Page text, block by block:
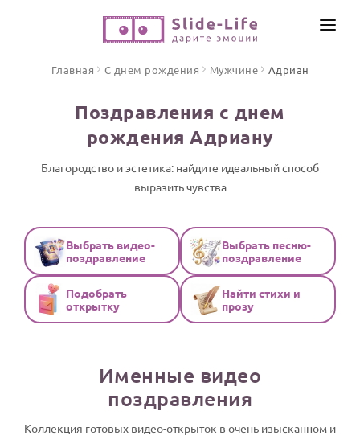
ПО ФОРМАТУ
Видео поздравления
Песни поздравления
Стихи и тексты
ПРАЗДНИКИ
С Днем рождения
Годовщина свадьбы
Календарь праздников
ИНСТРУМЕНТЫ
ОТЗЫВЫ
Главная С днем рождения Мужчине Адриан
Поздравления с днем
рождения Адриану
Благородство и эстетика: найдите идеальный способ
выразить чувства
Выбрать видео-
поздравление
Выбрать песню-
поздравление
Подобрать
открытку
Найти стихи и
прозу
Именные видео
поздравления
Коллекция готовых видео-открыток в очень изысканном и